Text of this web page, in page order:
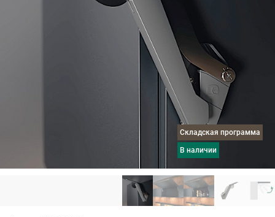
Складская программа
в наличии